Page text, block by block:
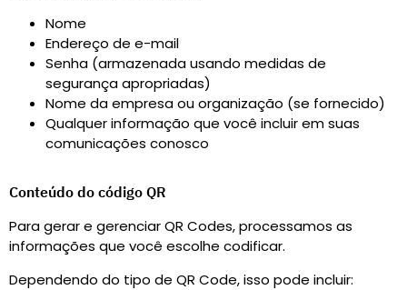
Nome
Endereço de e-mail
Senha (armazenada usando medidas de
segurança apropriadas)
Nome da empresa ou organização (se fornecido)
Qualquer informação que você incluir em suas
comunicações conosco
Conteúdo do código QR
Para gerar e gerenciar QR Codes, processamos as
informações que você escolhe codificar.
Dependendo do tipo de QR Code, isso pode incluir: